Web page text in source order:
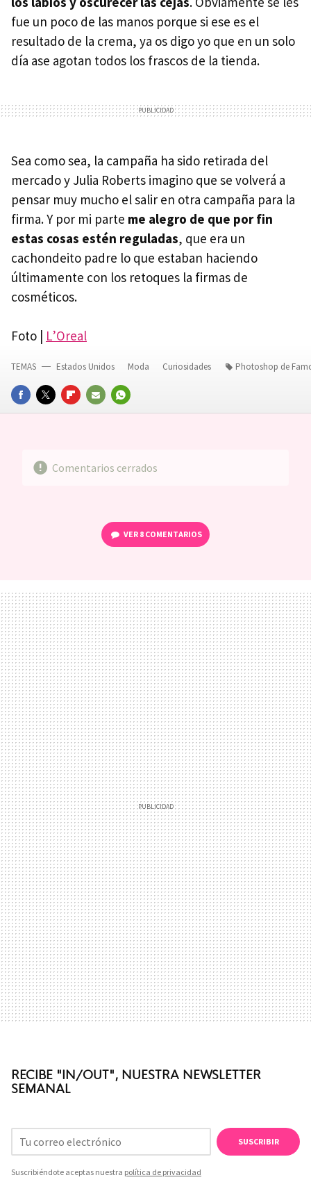
fue un poco de las manos porque si ese es el
resultado de la crema, ya os digo yo que en un solo
día ase agotan todos los frascos de la tienda.
Sea como sea, la campaña ha sido retirada del
mercado y Julia Roberts imagino que se volverá a
pensar muy mucho el salir en otra campaña para la
firma. Y por mi parte me alegro de que por fin
estas cosas estén reguladas, que era un
cachondeito padre lo que estaban haciendo
últimamente con los retoques la firmas de
cosméticos.
Foto | L’Oreal
FACEBOOKTWITTERFLIPBOARD
E-
WHATSAPP
TEMAS Estados Unidos Moda Curiosidades Photoshop de
Comentarios cerrados
VER 8 COMENTARIOS
RECIBE "IN/OUT", NUESTRA NEWSLETTER
SEMANAL
SUSCRIBIR
Suscribiéndote aceptas nuestra política de privacidad